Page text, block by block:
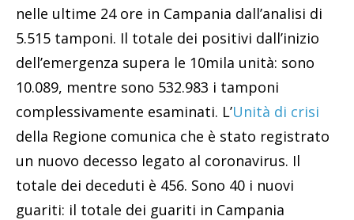
nelle ultime 24 ore in Campania dall’analisi di
5.515 tamponi. Il totale dei positivi dall’inizio
dell’emergenza supera le 10mila unità: sono
10.089, mentre sono 532.983 i tamponi
complessivamente esaminati. L’Unità di crisi
della Regione comunica che è stato registrato
un nuovo decesso legato al coronavirus. Il
totale dei deceduti è 456. Sono 40 i nuovi
guariti: il totale dei guariti in Campania